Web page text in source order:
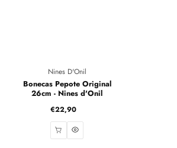
Nines D'Onil
Bonecas Pepote Original
26cm - Nines d'Onil
Preço
normal
€22,90